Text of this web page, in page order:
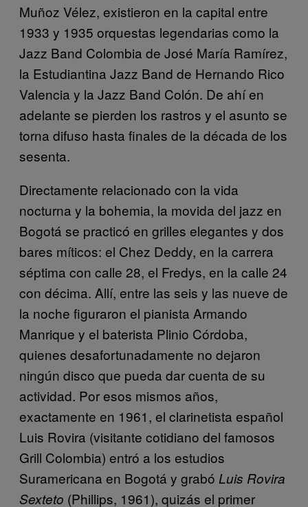
Muñoz Vélez, existieron en la capital entre
1933 y 1935 orquestas legendarias como la
Jazz Band Colombia de José María Ramírez,
la Estudiantina Jazz Band de Hernando Rico
Valencia y la Jazz Band Colón. De ahí en
adelante se pierden los rastros y el asunto se
torna difuso hasta finales de la década de los
sesenta.
Directamente relacionado con la vida
nocturna y la bohemia, la movida del jazz en
Bogotá se practicó en grilles elegantes y dos
bares míticos: el Chez Deddy, en la carrera
séptima con calle 28, el Fredys, en la calle 24
con décima. Allí, entre las seis y las nueve de
la noche figuraron el pianista Armando
Manrique y el baterista Plinio Córdoba,
quienes desafortunadamente no dejaron
ningún disco que pueda dar cuenta de su
actividad. Por esos mismos años,
exactamente en 1961, el clarinetista español
Luis Rovira (visitante cotidiano del famosos
Grill Colombia) entró a los estudios
Suramericana en Bogotá y grabó Luis Rovira
Sexteto (Phillips, 1961), quizás el primer